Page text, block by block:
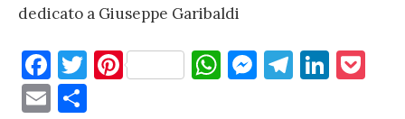
dedicato a Giuseppe Garibaldi
F
a
T Pi W M T Li
E